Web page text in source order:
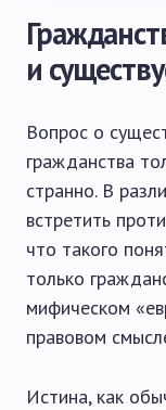
и
Вопрос о
гражданства
странно. В
встретить
что такого
только
мифическом
правовом
Истина, как